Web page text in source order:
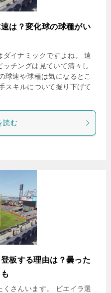
は？変化球の球種がい
イナミックですよね。 遠
ッチングは見ていて清々し
球速や球種は気になるとこ
スキルについて掘り下げて
読む
板する理由は？曇った
さんいます。 ビエイラ選